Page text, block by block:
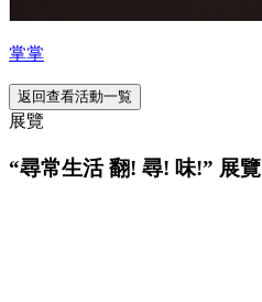
掌掌
返回查看活動一覧
展覽
“尋常生活 翻! 尋! 味!” 展覽